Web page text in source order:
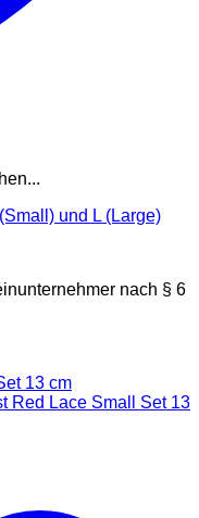
und L (Large)
nach § 6